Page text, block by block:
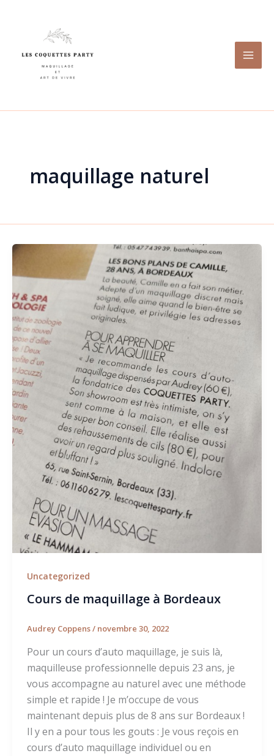
maquillage naturel
Uncategorized
Cours de maquillage à Bordeaux
Audrey Coppens/ novembre 30, 2022
Pour un cours d’auto maquillage, je suis là,
maquilleuse professionnelle depuis 23 ans, je
vous accompagne au naturel avec une méthode
simple et rapide ! Je m’occupe de vous
maintenant depuis plus de 8 ans sur Bordeaux !
Il y en a pour tous les gouts : Je vous reçois en
cours d’auto maquillage individuel ou en